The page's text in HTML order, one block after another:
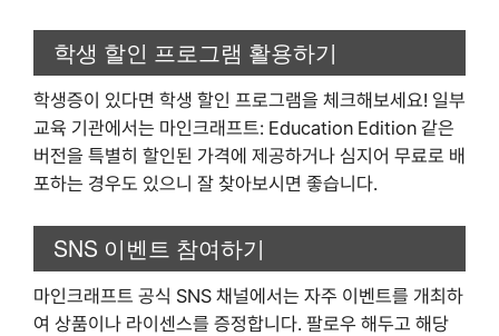
학생 할인 프로그램 활용하기
학생증이 있다면 학생 할인 프로그램을 체크해보세요! 일부
교육 기관에서는 마인크래프트: Education Edition 같은
버전을 특별히 할인된 가격에 제공하거나 심지어 무료로 배
포하는 경우도 있으니 잘 찾아보시면 좋습니다.
SNS 이벤트 참여하기
마인크래프트 공식 SNS 채널에서는 자주 이벤트를 개최하
여 상품이나 라이센스를 증정합니다. 팔로우 해두고 해당